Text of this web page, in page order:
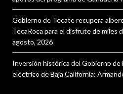
Gobierno de Tecate recupera
TecaRoca para el disfrute de miles
agosto, 2026
Inversión histórica del Gobierno
eléctrico de Baja California: